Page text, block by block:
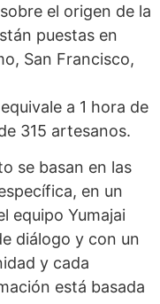
el origen de la
puestas en
San Francisco,
a 1 hora de
315 artesanos.
se basan en las
en un
equipo Yumajai
diálogo y con un
y cada
está basada